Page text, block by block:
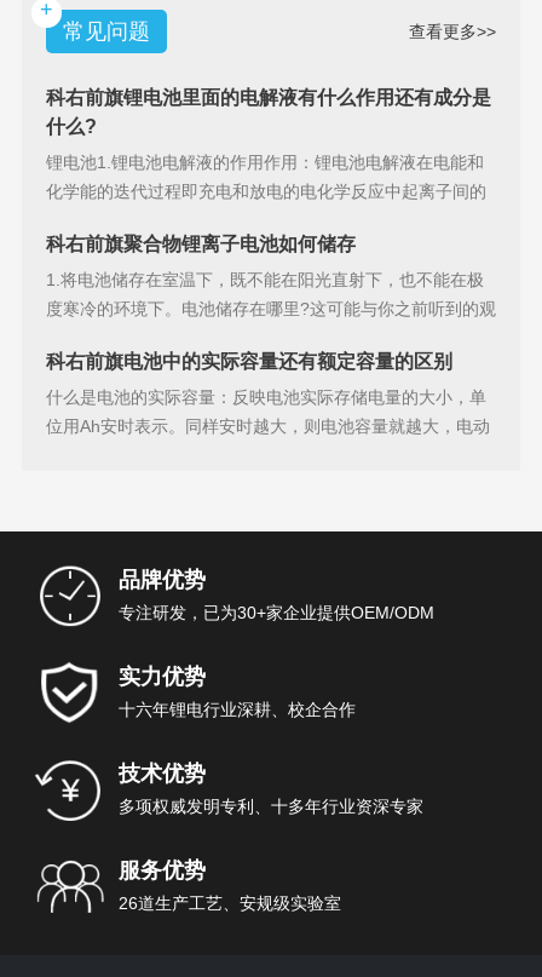
+
常见问题
查看更多>>
科右前旗锂电池里面的电解液有什么作用还有成分是
什么?
锂电池1.锂电池电解液的作用作用：锂电池电解液在电能和
化学能的迭代过程即充电和放电的电化学反应中起离子间的
科右前旗聚合物锂离子电池如何储存
1.将电池储存在室温下，既不能在阳光直射下，也不能在极
度寒冷的环境下。电池储存在哪里?这可能与你之前听到的观
科右前旗电池中的实际容量还有额定容量的区别
什么是电池的实际容量：反映电池实际存储电量的大小，单
位用Ah安时表示。同样安时越大，则电池容量就越大，电动
品牌优势
专注研发，已为30+家企业提供OEM/ODM
实力优势
十六年锂电行业深耕、校企合作
技术优势
多项权威发明专利、十多年行业资深专家
服务优势
26道生产工艺、安规级实验室